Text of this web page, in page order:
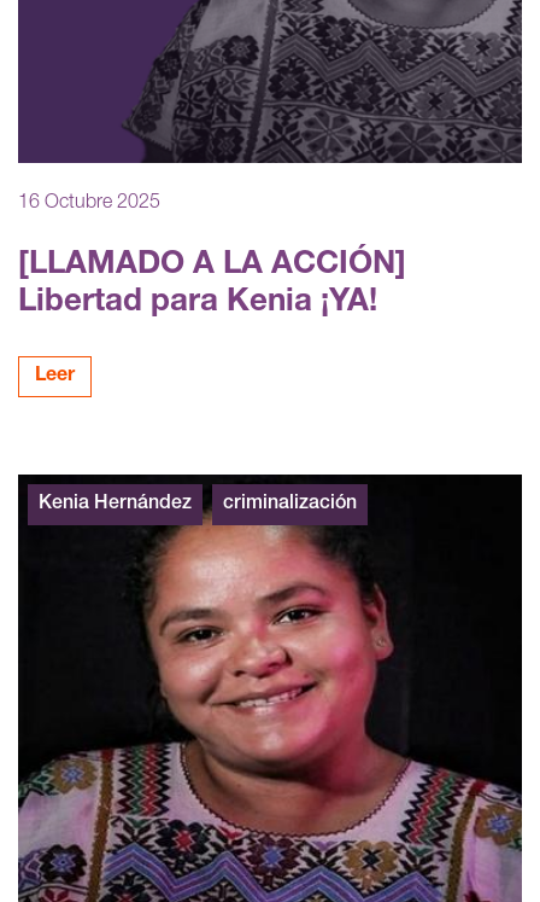
16 Octubre 2025
[LLAMADO A LA ACCIÓN]
Libertad para Kenia ¡YA!
Leer
Kenia Hernández criminalización